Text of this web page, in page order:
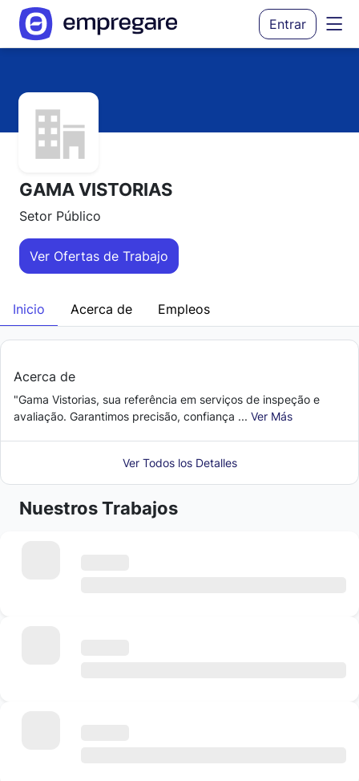
Entrar
GAMA VISTORIAS
Setor Público
Ver Ofertas de Trabajo
Inicio Acerca de Empleos
Acerca de
"Gama Vistorias, sua referência em serviços de inspeção e
avaliação. Garantimos precisão, confiança ... Ver Más
Ver Todos los Detalles
Nuestros Trabajos